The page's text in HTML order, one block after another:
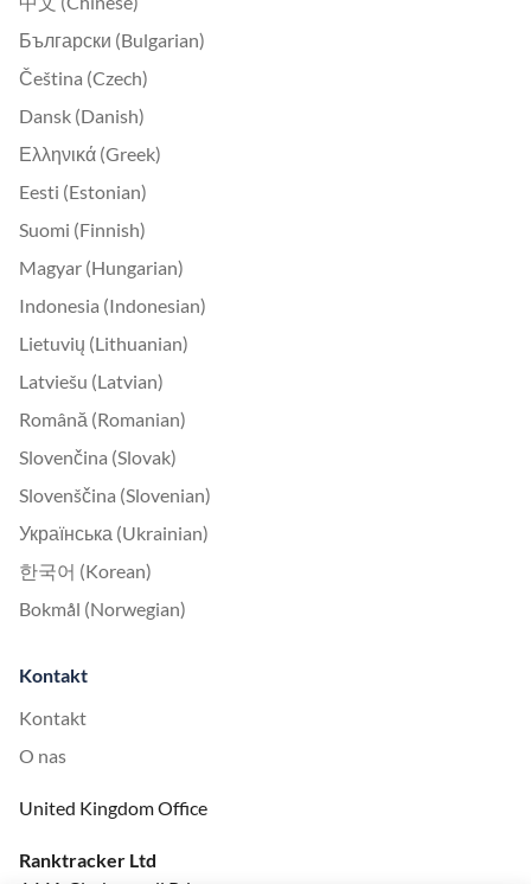
Български (Bulgarian)
Čeština (Czech)
Dansk (Danish)
Ελληνικά (Greek)
Eesti (Estonian)
Suomi (Finnish)
Magyar (Hungarian)
Indonesia (Indonesian)
Lietuvių (Lithuanian)
Latviešu (Latvian)
Română (Romanian)
Slovenčina (Slovak)
Slovenščina (Slovenian)
Українська (Ukrainian)
한국어 (Korean)
Bokmål (Norwegian)
Kontakt
Kontakt
O nas
United Kingdom Office
Ranktracker Ltd